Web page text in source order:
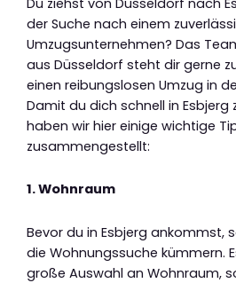
der Suche nach einem
Umzugsunternehmen? Das
aus Düsseldorf steht dir gerne
einen reibungslosen Umzug in
Damit du dich schnell in Esbjerg
haben wir hier einige wichtige
zusammengestellt:
1. Wohnraum
Bevor du in Esbjerg ankommst,
die Wohnungssuche kümmern.
große Auswahl an Wohnraum,